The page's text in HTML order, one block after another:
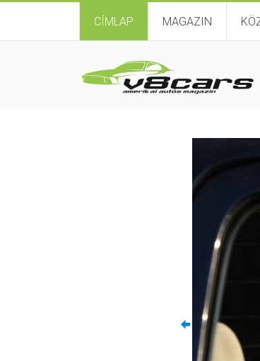
CÍMLAP MAGAZIN